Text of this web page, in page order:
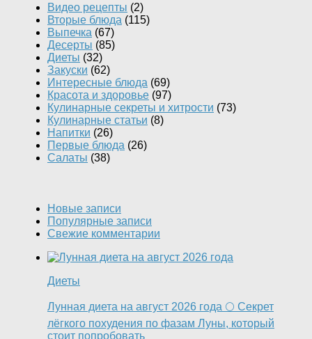
Видео рецепты (2)
Вторые блюда (115)
Выпечка (67)
Десерты (85)
Диеты (32)
Закуски (62)
Интересные блюда (69)
Красота и здоровье (97)
Кулинарные секреты и хитрости (73)
Кулинарные статьи (8)
Напитки (26)
Первые блюда (26)
Салаты (38)
Новые записи
Популярные записи
Свежие комментарии
Диеты
Лунная диета на август 2026 года 🌕 Секрет
лёгкого похудения по фазам Луны, который
стоит попробовать